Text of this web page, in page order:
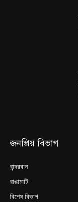
জনপ্রিয় বিভাগ
বান্দরবান
রাঙামাটি
বিশেষ বিভাগ